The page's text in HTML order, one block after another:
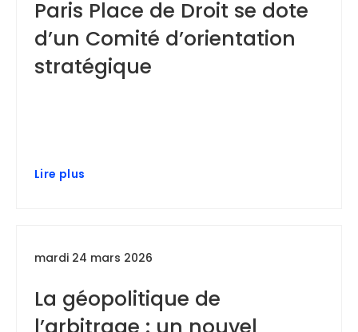
Paris Place de Droit se dote
d’un Comité d’orientation
stratégique
Lire plus
mardi 24 mars 2026
La géopolitique de